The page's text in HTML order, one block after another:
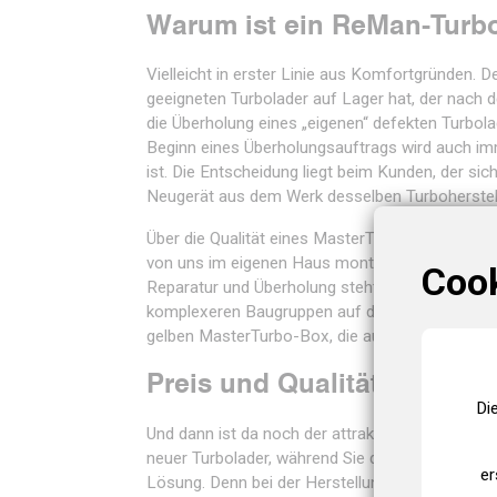
Warum ist ein ReMan-
Vielleicht in erster Linie aus Komfortgründen.
geeigneten Turbolader auf Lager hat, der nach
die Überholung eines „eigenen“ defekten
Beginn eines Überholungsauftrags wird auch
ist. Die Entscheidung liegt beim Kunden, der
Neugerät aus dem Werk desselben
Über die Qualität eines MasterTurbo ReMan-
von uns im eigenen Haus montiert und geprüft.
Reparatur und Überholung steht in der Regel
komplexeren Baugruppen auf dem Prüfstand.
gelben MasterTurbo-Box, die außerdem
Preis und Qualität
Und dann ist da noch der attraktive Preis. In
neuer Turbolader, während Sie die gleiche
Lösung. Denn bei der Herstellung eines neuen